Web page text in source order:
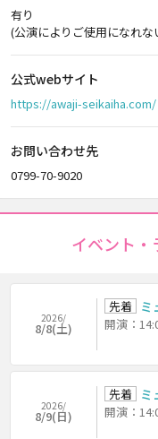
有り
(公演によりご使用になれ
公式webサイト
https://awaji-seikaiha.com/
お問い合わせ先
0799-70-9020
イベント・
2026/
8/8(土)
先着 ミ
開演：
2026/
8/9(日)
先着 ミ
開演：